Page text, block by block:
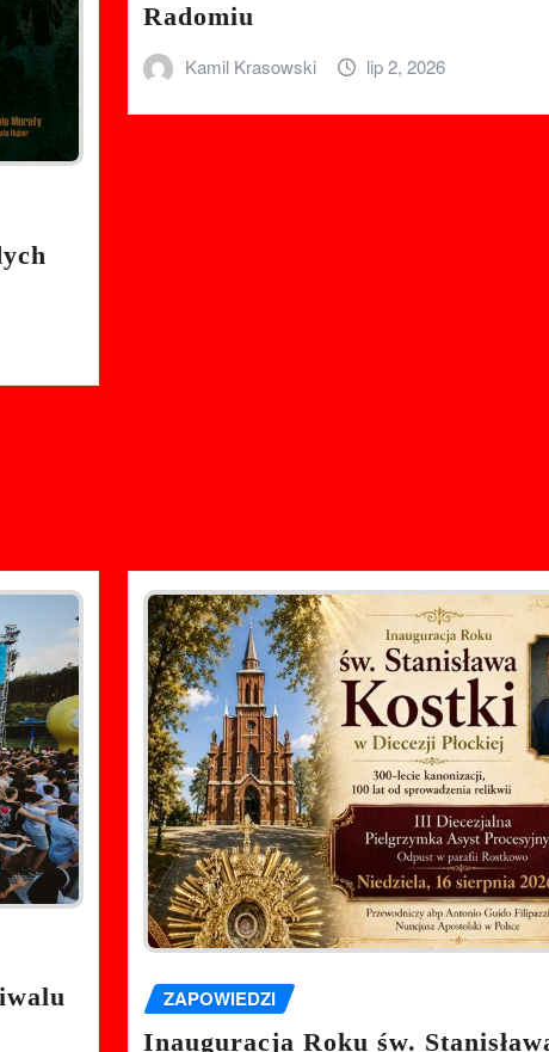
Radomiu
Kamil Krasowski lip 2, 2026
ZAPOWIEDZI
Inauguracja Roku św.